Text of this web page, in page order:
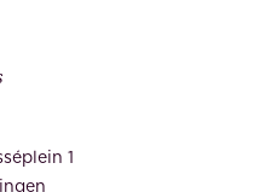
1